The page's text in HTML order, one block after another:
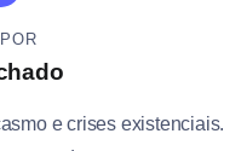
e crises existenciais.